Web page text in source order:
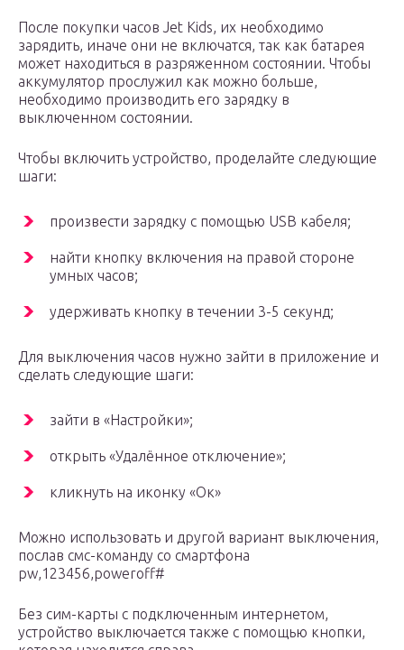
После покупки часов Jet Kids, их необходимо
зарядить, иначе они не включатся, так как батарея
может находиться в разряженном состоянии. Чтобы
аккумулятор прослужил как можно больше,
необходимо производить его зарядку в
выключенном состоянии.
Чтобы включить устройство, проделайте следующие
шаги:
произвести зарядку с помощью USB кабеля;
найти кнопку включения на правой стороне
умных часов;
удерживать кнопку в течении 3-5 секунд;
Для выключения часов нужно зайти в приложение и
сделать следующие шаги:
зайти в «Настройки»;
открыть «Удалённое отключение»;
кликнуть на иконку «Ок»
Можно использовать и другой вариант выключения,
послав смс-команду со смартфона
pw,123456,poweroff#
Без сим-карты с подключенным интернетом,
устройство выключается также с помощью кнопки,